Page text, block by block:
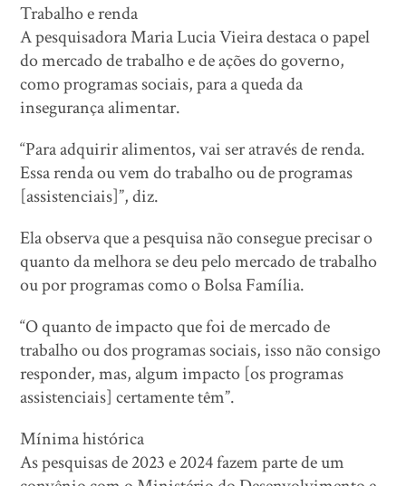
Trabalho e renda
A pesquisadora Maria Lucia Vieira destaca o papel
do mercado de trabalho e de ações do governo,
como programas sociais, para a queda da
insegurança alimentar.
“Para adquirir alimentos, vai ser através de renda.
Essa renda ou vem do trabalho ou de programas
[assistenciais]”, diz.
Ela observa que a pesquisa não consegue precisar o
quanto da melhora se deu pelo mercado de trabalho
ou por programas como o Bolsa Família.
“O quanto de impacto que foi de mercado de
trabalho ou dos programas sociais, isso não consigo
responder, mas, algum impacto [os programas
assistenciais] certamente têm”.
Mínima histórica
As pesquisas de 2023 e 2024 fazem parte de um